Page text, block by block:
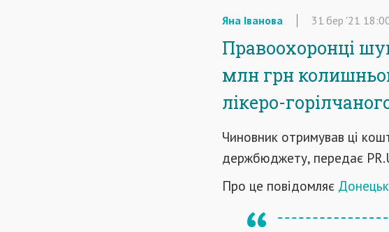
Яна Іванова 31 бер '21
Правоохоронці
млн грн
лікеро-
Чиновник отримував ці
держбюджету, передає
Про це повідомляє